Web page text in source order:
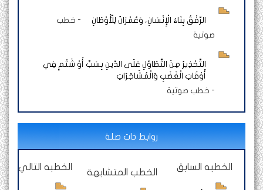
الرِّفْقُ بِنَاءُ الْإِنْسَانِ، وَعُمْرَانٌ لِلْأَوْطَانِ -خطب
صوتية
التَّحْذِيرُ مِنَ التَّطَاوُلِ عَلَى الدِّينِ بِسَبٍّ أَوْ شَتْمٍ فِي
أَوْقَاتِ الْغَضَبِ وَالْمُشَاجَرَاتِ
-خطب صوتية
روابط ذات صلة
الخطبه السابق
الخطب المتشابهة
الخطبه التالي